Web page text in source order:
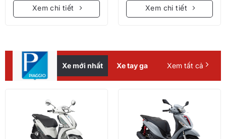
Xem chi tiết Xem chi tiết
Xe mới nhất Xe tay ga Xem tất cả